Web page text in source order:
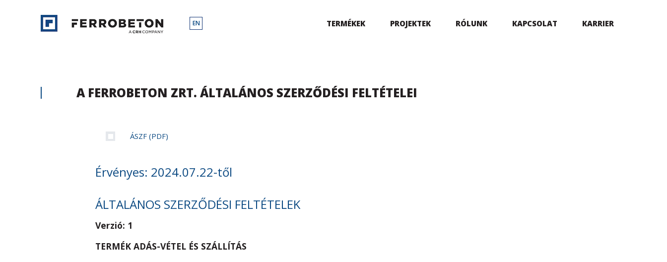
TERMÉKEK PROJEKTEK RÓLUNK KAPCSOLAT KARRIER
EN
A FERROBETON ZRT. ÁLTALÁNOS SZERZŐDÉSI FELTÉTELEI
ÁSZF (PDF)
Érvényes: 2024.07.22-től
ÁLTALÁNOS SZERZŐDÉSI FELTÉTELEK
Verzió: 1
TERMÉK ADÁS-VÉTEL ÉS SZÁLLÍTÁS